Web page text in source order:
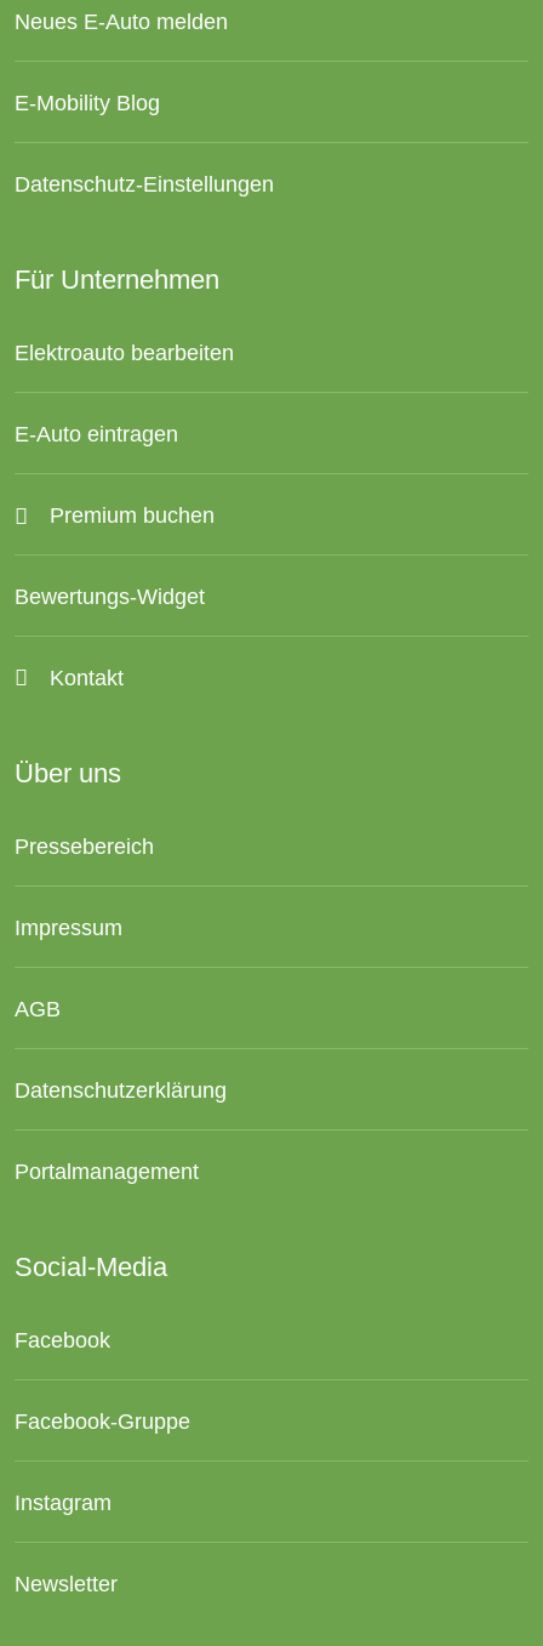
Neues E-Auto melden
E-Mobility Blog
Datenschutz-Einstellungen
Für Unternehmen
Elektroauto bearbeiten
E-Auto eintragen
Premium buchen
Bewertungs-Widget
Kontakt
Über uns
Pressebereich
Impressum
AGB
Datenschutzerklärung
Portalmanagement
Social-Media
Facebook
Facebook-Gruppe
Instagram
Newsletter